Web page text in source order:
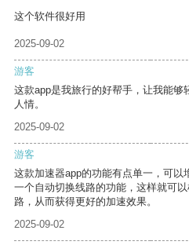
这个软件很好用
2025-09-02
游客
这款app是我旅行的好帮手，让我能
人情。
2025-09-02
游客
这款加速器app的功能有点单一，可以
一个自动切换线路的功能，这样就可
路，从而获得更好的加速效果。
2025-09-02